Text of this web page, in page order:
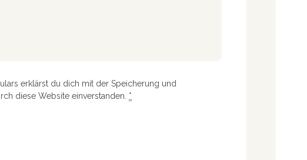
erklärst du dich mit der Speicherung und
diese Website einverstanden. *